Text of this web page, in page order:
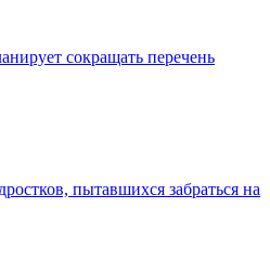
сокращать перечень
пытавшихся забраться на